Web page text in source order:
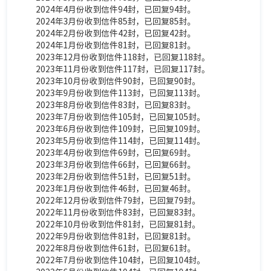
2024年4月份收到信件94封，已回复94封。
2024年3月份收到信件85封，已回复85封。
2024年2月份收到信件42封，已回复42封。
2024年1月份收到信件81封，已回复81封。
2023年12月份收到信件118封，已回复118封。
2023年11月份收到信件117封，已回复117封。
2023年10月份收到信件90封，已回复90封。
2023年9月份收到信件113封，已回复113封。
2023年8月份收到信件83封，已回复83封。
2023年7月份收到信件105封，已回复105封。
2023年6月份收到信件109封，已回复109封。
2023年5月份收到信件114封，已回复114封。
2023年4月份收到信件69封，已回复69封。
2023年3月份收到信件66封， 已回复66封。
2023年2月份收到信件51封，已回复51封。
2023年1月份收到信件46封， 已回复46封。
2022年12月份收到信件79封， 已回复79封。
2022年11月份收到信件83封，已回复83封。
2022年10月份收到信件81封， 已回复81封。
2022年9月份收到信件81封，已回复81封。
2022年8月份收到信件61封，已回复61封。
2022年7月份收到信件104封，已回复104封。